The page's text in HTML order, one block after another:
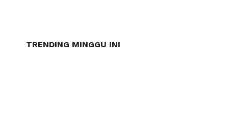
TRENDING MINGGU INI